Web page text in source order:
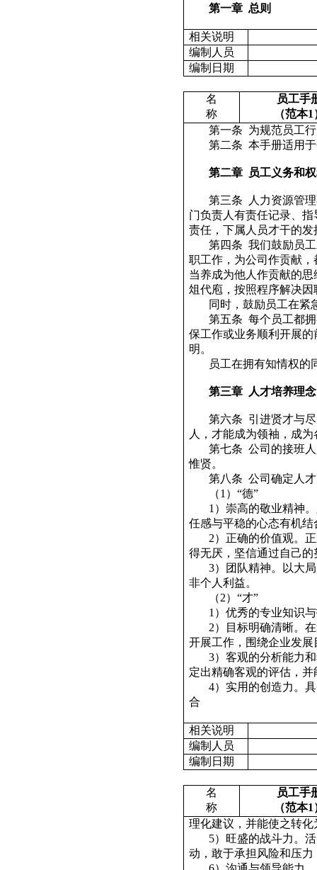
第一章 总则
相关说明
编制人员
编制日期
名
称
员工手
（范本1
第一条 为规范员工
第二条 本手册适用
第二章 员工义务和
第三条
人力资源管
门负责人有责任记录、
责任，下属人员才干的
第四条 我们鼓励员
职工作，为公司作贡献
当养成为他人作贡献的
俎代庖，按照程序解决
同时，鼓励员工在紧
第五条 每个员工都
保工作或业务顺利开展
明。
员工在拥有知情权的
第三章 人才培养理念
第六条 引进贤才与
人，才能成为领袖，成
第七条 公司的接班
惟贤。
第八条 公司确定人
（1 ）“德”
1 ）崇高的敬业精神
任感与平稳的心态有机结
2）正确的价值观。
得无厌，坚信通过自己
3）团队精神。以大
非个人利益。
（2）“才”
1 ）优秀的专业知识
2）目标明确清晰。
开展工作，围绕企业发
3）客观的分析能力
定出精确客观的评估，
4）实用的创造力。
合
相关说明
编制人员
编制日期
名
称
员工手
（范本1
理化建议，并能使之转
5）旺盛的战斗力。
动，敢于承担风险和压